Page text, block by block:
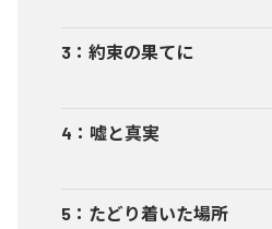
3 ： 約束の果てに
4 ： 嘘と真実
5 ： たどり着いた場所